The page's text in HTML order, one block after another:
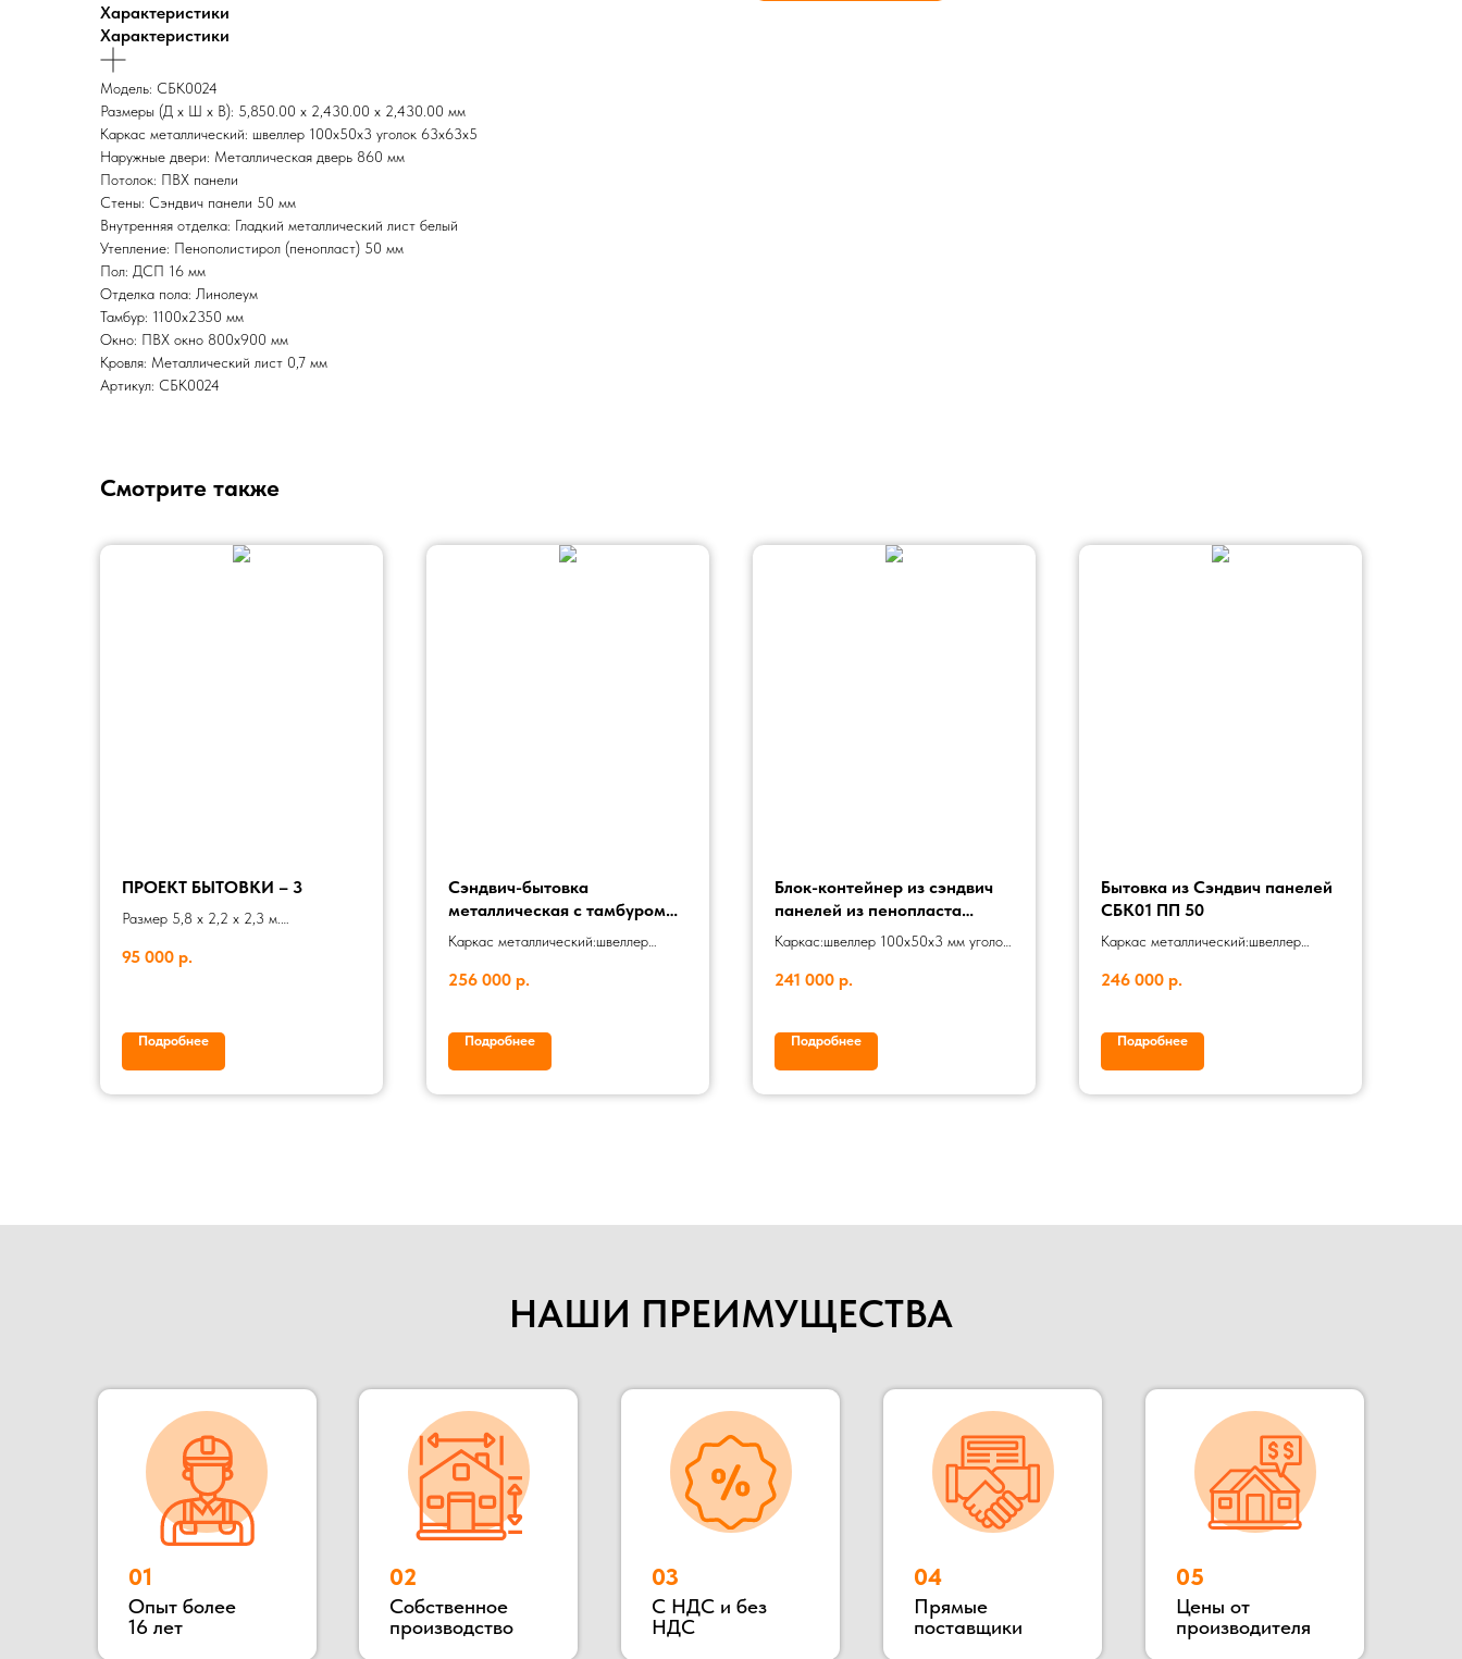
Характеристики
Характеристики
Модель: СБК0024
Размеры (Д x Ш x В): 5,850.00 x 2,430.00 x 2,430.00 мм
Каркас металлический: швеллер 100х50х3 уголок 63х63х5
Наружные двери: Металлическая дверь 860 мм
Потолок: ПВХ панели
Стены: Сэндвич панели 50 мм
Внутренняя отделка: Гладкий металлический лист белый
Утепление: Пенополистирол (пенопласт) 50 мм
Пол: ДСП 16 мм
Отделка пола: Линолеум
Тамбур: 1100х2350 мм
Окно: ПВХ окно 800х900 мм
Кровля: Металлический лист 0,7 мм
Артикул: СБК0024
Смотрите также
ПРОЕКТ БЫТОВКИ – 3
Размер 5,8 х 2,2 х 2,3 м.
одна комната с широким тамбуром
95 000 р.
Подробнее
Сэндвич-бытовка
металлическая с тамбуром
СБК01 ПП100
Каркас металлический:швеллер
Наружные двери:Металлическая
отделка:Гладкий металлический лист
Утепление:Пенополистиролл 100 мм
256 000 р.
Подробнее
Блок-контейнер из сэндвич
панелей из пенопласта
СБК-00 ПП50 7024
Каркас:швеллер 100х50х3 мм уголок
отделка:Гладкий металлический лист.
металлический лист. RAL7024 Дверь
241 000 р.
Подробнее
Бытовка из Сэндвич панелей
СБК01 ПП 50
Каркас металлический:швеллер
двери:Металлическая дверь 860 мм
металлический лист белый Внешняя
(пенопласт) 50 мм Отделка
246 000 р.
Подробнее
НАШИ ПРЕИМУЩЕСТВА
Наша компания ООО «БОКС МОДУЛЬ» основана в 2018 году. Мы специализируемся на строительстве быстровозводимым зданий «под ключ»,
деревянные. Располагается наше производство в Раменском районе, благодаря чему выгодное территориальное расположение позволяет
осуществлять быструю доставку в любую указанную точку.
Наше производство всегда открыто для потенциальных клиентов и партнеров, Вы можете всегда к нам приехать в гости, убедиться в качестве
материалов и взглянуть на сам процесс изготовления.